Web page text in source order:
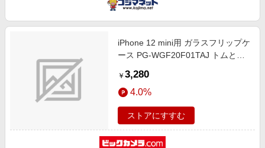
iPhone 12 mini用 ガラスフリップケ
ース PG-WGF20F01TAJ トムとジ
￥ 3,280
4.0%
ストアにすすむ